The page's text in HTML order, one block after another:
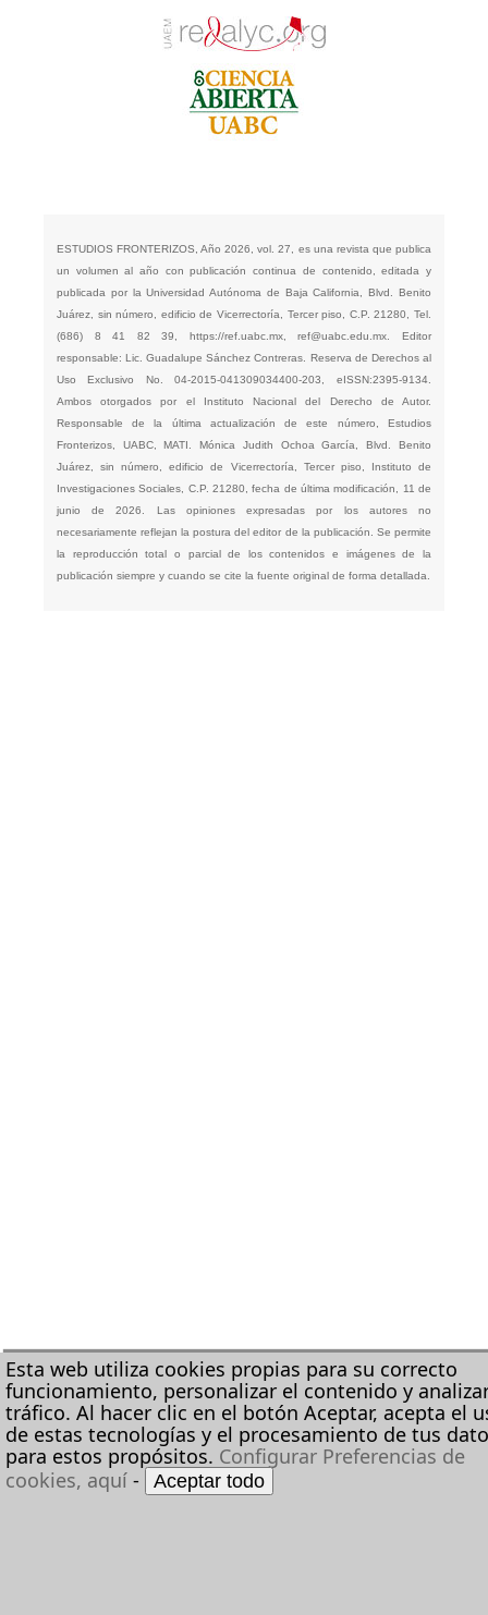
Esta web utiliza cookies propias para su correcto
funcionamiento, personalizar el contenido y
tráfico. Al hacer clic en el botón Aceptar, acepta el
de estas tecnologías y el procesamiento de tus
para estos propósitos. Configurar Preferencias de
cookies, aquí- Aceptar todo
ESTUDIOS FRONTERIZOS, Año 2026, vol. 27, es una revista que publica
un volumen al año con publicación continua de contenido, editada y
publicada por la Universidad Autónoma de Baja California, Blvd. Benito
Juárez, sin número, edificio de Vicerrectoría, Tercer piso, C.P. 21280, Tel.
(686) 8 41 82 39, https://ref.uabc.mx,ref@uabc.edu.mx. Editor
responsable: Lic. Guadalupe Sánchez Contreras. Reserva de Derechos al
Uso Exclusivo No. 04-2015-041309034400-203, eISSN:2395-9134.
Ambos otorgados por el Instituto Nacional del Derecho de Autor.
Responsable de la última actualización de este número, Estudios
Fronterizos, UABC, MATI. Mónica Judith Ochoa García, Blvd. Benito
Juárez, sin número, edificio de Vicerrectoría, Tercer piso, Instituto de
Investigaciones Sociales, C.P. 21280, fecha de última modificación, 11 de
junio de 2026. Las opiniones expresadas por los autores no
necesariamente reflejan la postura del editor de la publicación. Se permite
la reproducción total o parcial de los contenidos e imágenes de la
publicación siempre y cuando se cite la fuente original de forma detallada.